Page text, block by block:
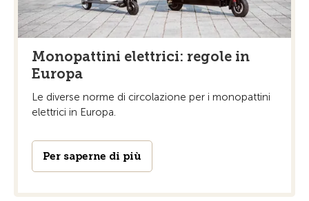
Monopattini elettrici: regole in
Europa
Le diverse norme di circolazione per i monopattini
elettrici in Europa.
Per saperne di più